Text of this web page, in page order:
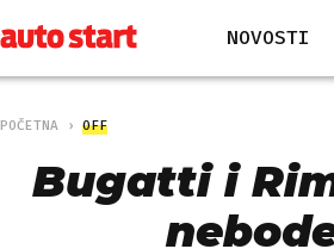
NOVOSTI
POČETNA OFF
Bugatti i